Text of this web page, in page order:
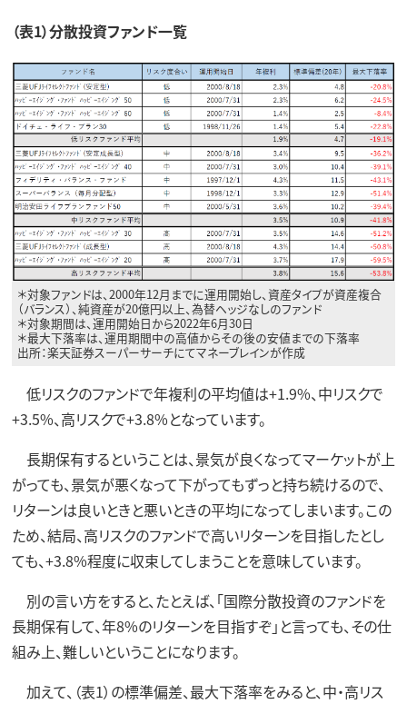
（表1）分散投資ファンド一覧
＊対象ファンドは、2000年12月までに運用開始し、資産タイプが資産複合
（バランス）、純資産が20億円以上、為替ヘッジなしのファンド
＊対象期間は、運用開始日から2022年6月30日
＊最大下落率は、運用期間中の高値からその後の安値までの下落率
出所：楽天証券スーパーサーチにてマネーブレインが作成
低リスクのファンドで年複利の平均値は+1.9%、中リスクで
+3.5%、高リスクで+3.8%となっています。
長期保有するということは、景気が良くなってマーケットが上
がっても、景気が悪くなって下がってもずっと持ち続けるので、
リターンは良いときと悪いときの平均になってしまいます。この
ため、結局、高リスクのファンドで高いリターンを目指したとし
ても、+3.8%程度に収束してしまうことを意味しています。
別の言い方をすると、たとえば、「国際分散投資のファンドを
長期保有して、年8%のリターンを目指すぞ」と言っても、その仕
組み上、難しいということになります。
加えて、（表1）の標準偏差、最大下落率をみると、中・高リス